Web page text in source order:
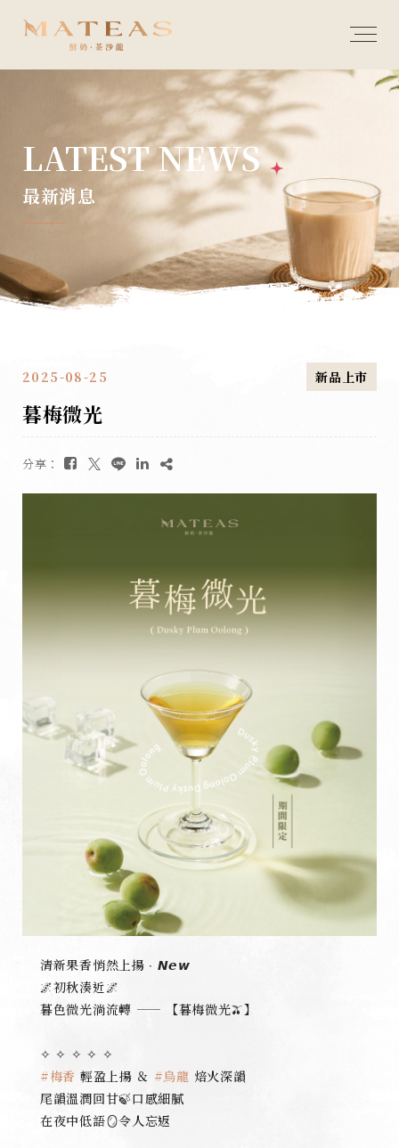
LATEST NEWS
最新消息
2025-08-25 新品上市
暮梅微光
分享：
清新果香悄然上揚 ∙ 𝙉𝙚𝙬
🌌初秋湊近🌌
暮色微光淌流轉 —— 【暮梅微光🫒】
✧ ✧ ✧ ✧ ✧
#梅香 輕盈上揚 ＆ #烏龍 焙火深韻
尾韻溫潤回甘🍃口感細膩
在夜中低語🪞令人忘返